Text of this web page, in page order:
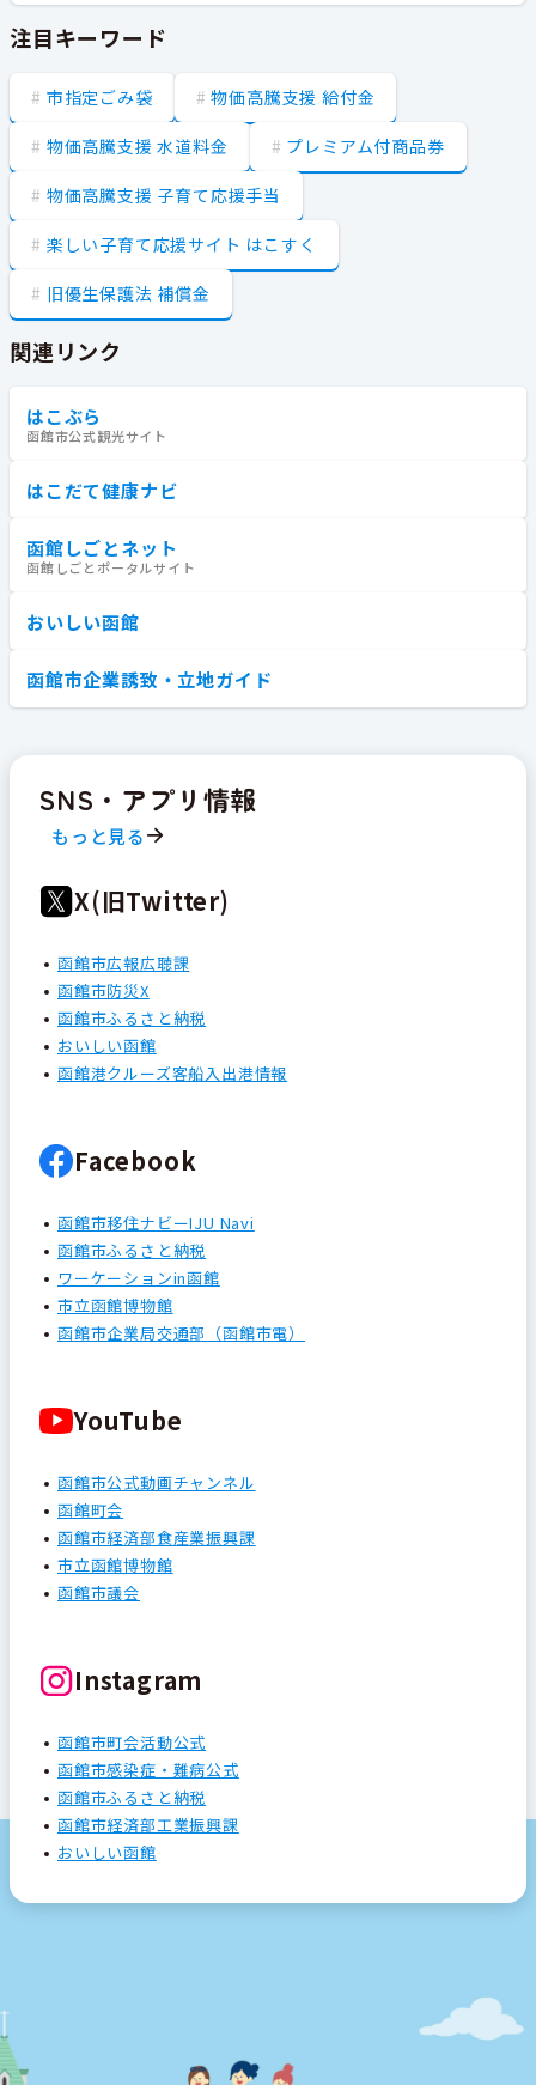
注目キーワード
市指定ごみ袋 物価高騰支援 給付金
物価高騰支援 水道料金 プレミアム付商品券
物価高騰支援 子育て応援手当
楽しい子育て応援サイト はこすく
旧優生保護法 補償金
関連リンク
はこぶら
函館市公式観光サイト
はこだて健康ナビ
函館しごとネット
函館しごとポータルサイト
おいしい函館
函館市企業誘致・立地ガイド
SNS・アプリ情報
もっと見る
X(旧Twitter)
函館市広報広聴課
函館市防災X
函館市ふるさと納税
おいしい函館
函館港クルーズ客船入出港情報
Facebook
函館市移住ナビーIJU Navi
函館市ふるさと納税
ワーケーションin函館
市立函館博物館
函館市企業局交通部（函館市電）
YouTube
函館市公式動画チャンネル
函館町会
函館市経済部食産業振興課
市立函館博物館
函館市議会
Instagram
函館市町会活動公式
函館市感染症・難病公式
函館市ふるさと納税
函館市経済部工業振興課
おいしい函館